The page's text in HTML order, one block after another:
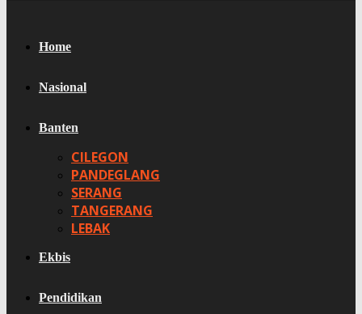
Home
Nasional
Banten
CILEGON
PANDEGLANG
SERANG
TANGERANG
LEBAK
Ekbis
Pendidikan